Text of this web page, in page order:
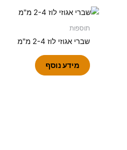
תוספות
שברי אגוזי לוז 2-4 מ"מ
מידע נוסף